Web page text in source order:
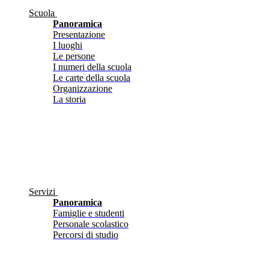
Scuola
Panoramica
Presentazione
I luoghi
Le persone
I numeri della scuola
Le carte della scuola
Organizzazione
La storia
Servizi
Panoramica
Famiglie e studenti
Personale scolastico
Percorsi di studio